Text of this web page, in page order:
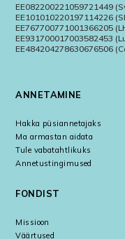
EE082200221059721449
EE101010220197114226
EE767700771001366205
EE931700017003582453
EE484204278630676506
ANNETAMINE
Hakka püsiannetajaks
Ma armastan aidata
Tule vabatahtlikuks
Annetustingimused
FONDIST
Missioon
Väärtused